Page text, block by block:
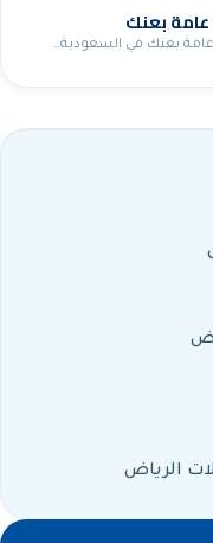
بعنك
بعنك في السعودية…
الرياض